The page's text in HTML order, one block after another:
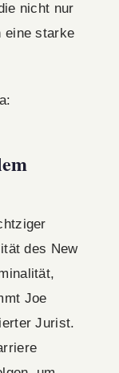
nicht nur
eine starke
des New
Joe
Jurist.